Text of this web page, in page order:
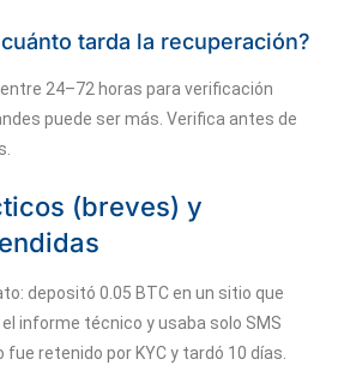
tarda la recuperación?
24–72 horas para verificación
puede ser más. Verifica antes de
(breves) y
depositó 0.05 BTC en un sitio que
informe técnico y usaba solo SMS
fue retenido por KYC y tardó 10 días.